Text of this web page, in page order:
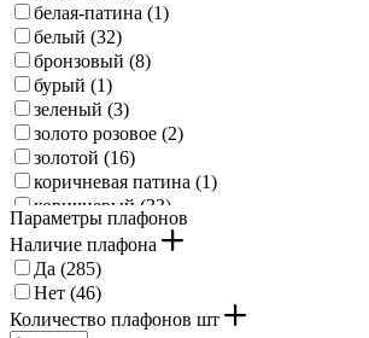
белая-патина (1)
белый (32)
бронзовый (8)
бурый (1)
зеленый (3)
золото розовое (2)
золотой (16)
коричневая патина (1)
коричневый (33)
коричневый состаренный (
красный (1)
кремово-белый (
кремовый (
кристаллоптика (1)
Параметры плафонов
Наличие плафона
Да (285)
Нет (46)
Количество плафонов шт